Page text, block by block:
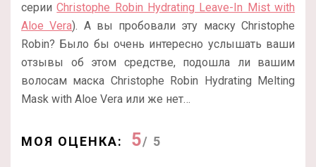
серииChristophe Robin Hydrating Leave-In Mist with
Aloe Vera). А вы пробовали эту маску Christophe
Robin? Было бы очень интересно услышать ваши
отзывы об этом средстве, подошла ли вашим
волосам маска Christophe Robin Hydrating Melting
Mask with Aloe Vera или же нет…
МОЯ ОЦЕНКА: 5/ 5